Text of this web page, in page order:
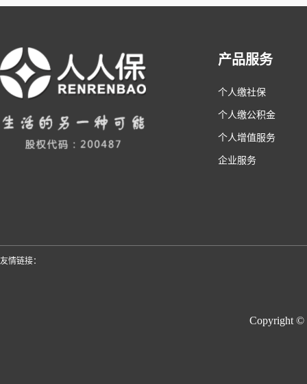
产品服务
个人缴社保
个人缴公积金
个人增值服务
企业服务
友情链接：
Copyright ©